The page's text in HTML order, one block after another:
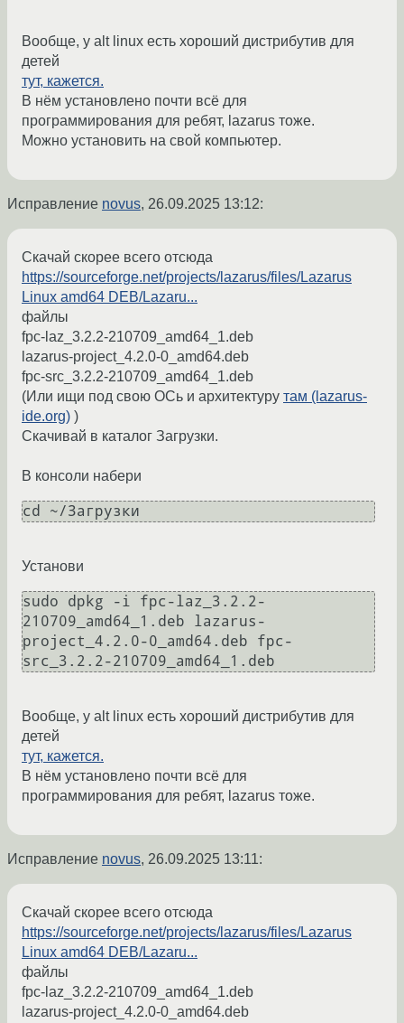
Вообще, у alt linux есть хороший дистрибутив для
детей
тут, кажется.
В нём установлено почти всё для
программирования для ребят, lazarus тоже.
Можно установить на свой компьютер.
Исправление novus, 26.09.2025 13:12:
Скачай скорее всего отсюда
https://sourceforge.net/projects/lazarus/files/Lazarus
Linux amd64 DEB/Lazaru...
файлы
fpc-laz_3.2.2-210709_amd64_1.deb
lazarus-project_4.2.0-0_amd64.deb
fpc-src_3.2.2-210709_amd64_1.deb
(Или ищи под свою ОСь и архитектуру там (lazarus-
ide.org) )
Скачивай в каталог Загрузки.
В консоли набери
cd ~/Загрузки
Установи
sudo dpkg -i fpc-laz_3.2.2-
210709_amd64_1.deb lazarus-
project_4.2.0-0_amd64.deb fpc-
src_3.2.2-210709_amd64_1.deb
Вообще, у alt linux есть хороший дистрибутив для
детей
тут, кажется.
В нём установлено почти всё для
программирования для ребят, lazarus тоже.
Исправление novus, 26.09.2025 13:11:
Скачай скорее всего отсюда
https://sourceforge.net/projects/lazarus/files/Lazarus
Linux amd64 DEB/Lazaru...
файлы
fpc-laz_3.2.2-210709_amd64_1.deb
lazarus-project_4.2.0-0_amd64.deb